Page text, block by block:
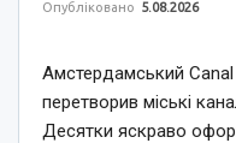
Опубліковано 5.08.2026
Амстердамський
перетворив міські
Десятки яскраво